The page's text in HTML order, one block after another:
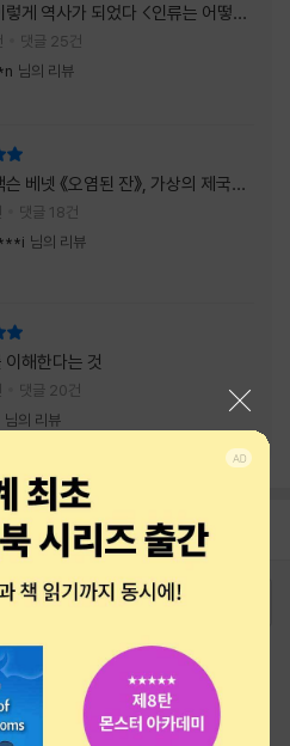
일하는 그녀가 바라는 것은 그저 고요
역사가 되었다 <인류는 어떻게
었나>
댓글 25건
님의 리뷰
베넷 《오염된 잔》, 가상의 제국이
미스터리 사건의 치밀함이 이루어
의 시너지...
댓글 18건
님의 리뷰
이해한다는 것
댓글 20건
님의 리뷰
본 상품 주문/배송
1544-6399
중고샵 1566-4295
의/채팅상담
) 사업자 정보